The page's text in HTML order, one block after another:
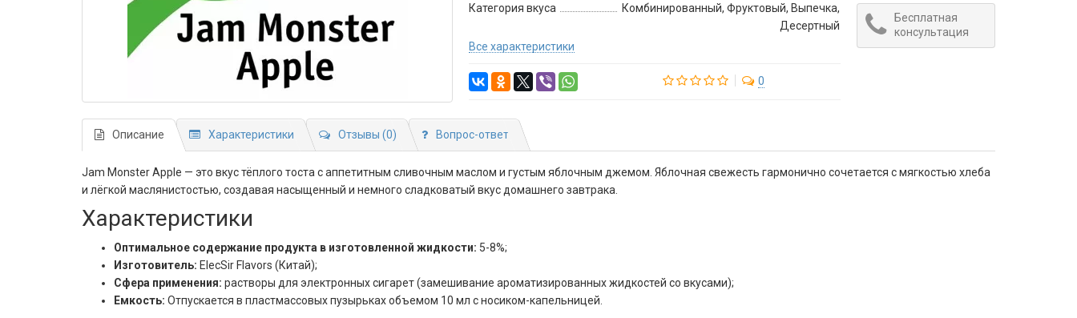
Категория вкуса
Комбинированный, Фруктовый, Выпечка,
Десертный
Все характеристики
0
Бесплатная
консультация
Описание Характеристики Отзывы (0) Вопрос-ответ
Jam Monster Apple — это вкус тёплого тоста с аппетитным сливочным маслом и густым яблочным джемом. Яблочная свежесть гармонично сочетается с мягкостью хлеба
и лёгкой маслянистостью, создавая насыщенный и немного сладковатый вкус домашнего завтрака.
Характеристики
Оптимальное содержание продукта в изготовленной жидкости: 5-8%;
Изготовитель: ElecSir Flavors (Китай);
Сфера применения: растворы для электронных сигарет (замешивание ароматизированных жидкостей со вкусами);
Емкость: Отпускается в пластмассовых пузырьках объемом 10 мл с носиком-капельницей.